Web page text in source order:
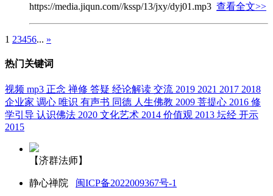
https://media.jiqun.com//kssp/13/jxy/dyj01.mp3 查看全文>>
1 23456... »
热门关键词
视频 mp3 正念 禅修 答疑 经论解读 交流 2019 2021 2017 2018
企业家 调心 唯识 有声书 同德 人生佛教 2009 菩提心 2016 修
学引导 认识佛法 2020 文化艺术 2014 价值观 2013 坛经 开示
2015
【济群法师】
静心禅院 闽ICP备2022009367号-1